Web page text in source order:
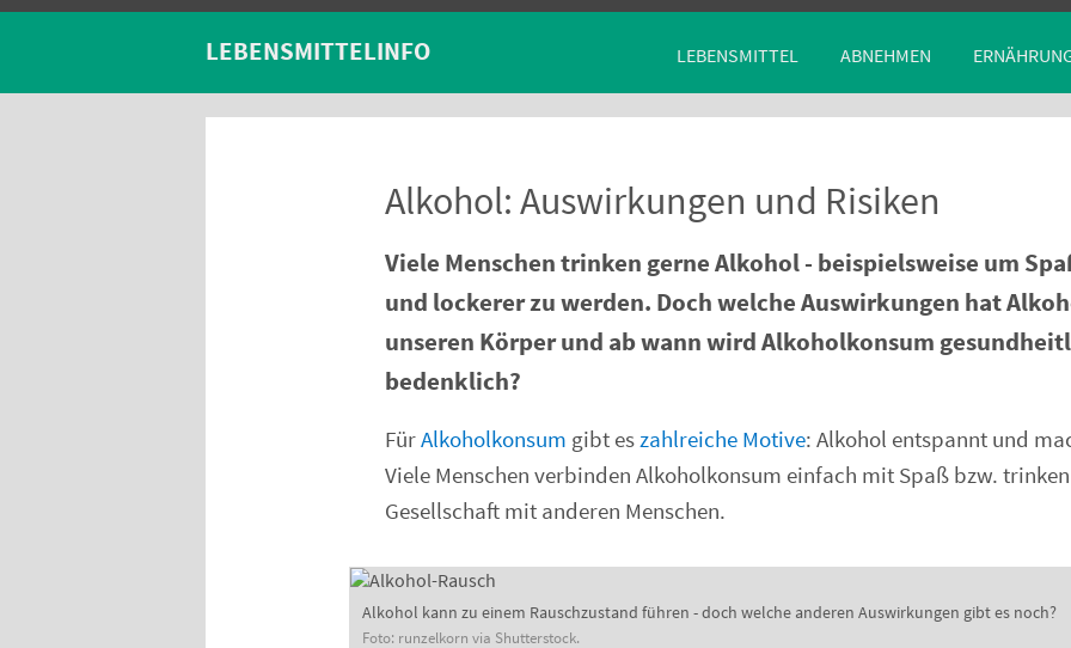
LEBENSMITTELINFO LEBENSMITTEL ABNEHMEN
Alkohol: Auswirkungen und Risiken
Viele Menschen trinken gerne Alkohol - beispielsweise um
und lockerer zu werden. Doch welche Auswirkungen hat
unseren Körper und ab wann wird Alkoholkonsum
bedenklich?
FürAlkoholkonsum gibt eszahlreiche Motive: Alkohol entspannt und
Viele Menschen verbinden Alkoholkonsum einfach mit Spaß bzw.
Gesellschaft mit anderen Menschen.
Alkohol kann zu einem Rauschzustand führen - doch welche anderen Auswirkungen gibt es noch?
Foto: runzelkorn via Shutterstock.